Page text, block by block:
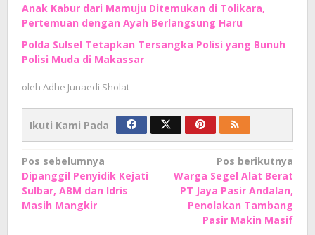
Anak Kabur dari Mamuju Ditemukan di Tolikara,
Pertemuan dengan Ayah Berlangsung Haru
Polda Sulsel Tetapkan Tersangka Polisi yang Bunuh
Polisi Muda di Makassar
oleh Adhe Junaedi Sholat
Ikuti Kami Pada
Navigasi
pos
Pos sebelumnya
Dipanggil Penyidik Kejati
Sulbar, ABM dan Idris
Masih Mangkir
Pos berikutnya
Warga Segel Alat Berat
PT Jaya Pasir Andalan,
Penolakan Tambang
Pasir Makin Masif